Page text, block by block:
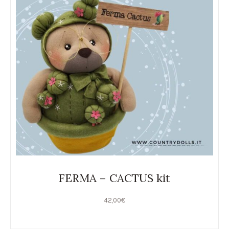
FERMA – CACTUS kit
42,00€